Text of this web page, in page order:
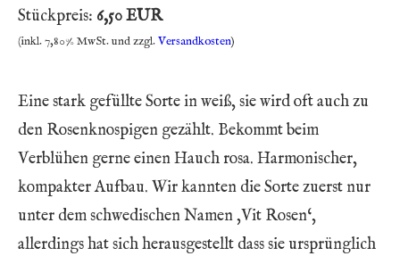
Stückpreis: 6,50 EUR
(inkl. 7,80% MwSt. und zzgl.Versandkosten)
Eine stark gefüllte Sorte in weiß, sie wird oft auch zu
den Rosenknospigen gezählt. Bekommt beim
Verblühen gerne einen Hauch rosa. Harmonischer,
kompakter Aufbau. Wir kannten die Sorte zuerst nur
unter dem schwedischen Namen ‚Vit Rosen‘,
allerdings hat sich herausgestellt dass sie ursprünglich